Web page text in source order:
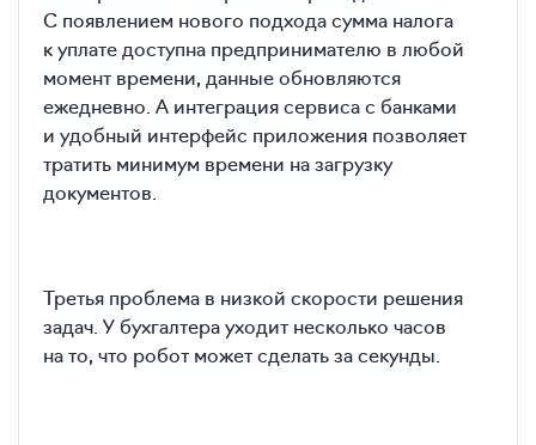
С появлением нового подхода сумма налога
к уплате доступна предпринимателю в любой
момент времени, данные обновляются
ежедневно. А интеграция сервиса с банками
и удобный интерфейс приложения позволяет
тратить минимум времени на загрузку
документов.
Третья проблема в низкой скорости решения
задач. У бухгалтера уходит несколько часов
на то, что робот может сделать за секунды.